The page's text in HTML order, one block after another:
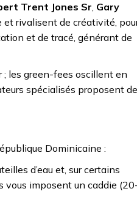
Trent Jones Sr, Gary
rivalisent de créativité,
et de tracé, générant de
; les green-fees oscillent en
spécialisés proposent
Dominicaine :
d’eau et, sur certains
vous imposent un caddie